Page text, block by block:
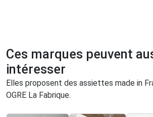
Ces marques peuvent
intéresser
Elles proposent des assiettes made in
OGRE La Fabrique.